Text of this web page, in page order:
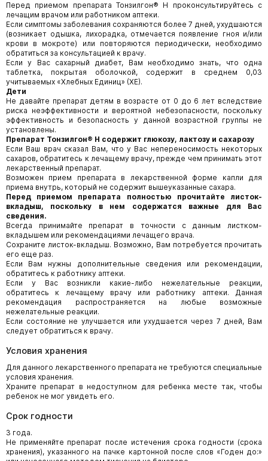
Перед приемом препарата Тонзилгон® Н проконсультируйтесь с
лечащим врачом или работником аптеки.
Если симптомы заболевания сохраняются более 7 дней, ухудшаются
(возникает одышка, лихорадка, отмечается появление гноя и/или
крови в мокроте) или повторяются периодически, необходимо
обратиться за консультацией к врачу.
Если у Вас сахарный диабет, Вам необходимо знать, что одна
таблетка, покрытая оболочкой, содержит в среднем 0,03
учитываемых «Хлебных Единиц» (ХЕ).
Дети
Не давайте препарат детям в возрасте от 0 до 6 лет вследствие
риска неэффективности и вероятной небезопасности, поскольку
эффективность и безопасность у данной возрастной группы не
установлены.
Препарат Тонзилгон® Н содержит глюкозу, лактозу и сахарозу
Если Ваш врач сказал Вам, что у Вас непереносимость некоторых
сахаров, обратитесь к лечащему врачу, прежде чем принимать этот
лекарственный препарат.
Возможен прием препарата в лекарственной форме капли для
приема внутрь, который не содержит вышеуказанные сахара.
Перед приемом препарата полностью прочитайте листок-
вкладыш, поскольку в нем содержатся важные для Вас
сведения.
Всегда принимайте препарат в точности с данным листком-
вкладышем или рекомендациями лечащего врача.
Сохраните листок-вкладыш. Возможно, Вам потребуется прочитать
его еще раз.
Если Вам нужны дополнительные сведения или рекомендации,
обратитесь к работнику аптеки.
Если у Вас возникли какие-либо нежелательные реакции,
обратитесь к лечащему врачу или работнику аптеки. Данная
рекомендация распространяется на любые возможные
нежелательные реакции.
Если состояние не улучшается или ухудшается через 7 дней, Вам
следует обратиться к врачу.
Условия хранения
Для данного лекарственного препарата не требуются специальные
условия хранения.
Храните препарат в недоступном для ребенка месте так, чтобы
ребенок не мог увидеть его.
Срок годности
3 года.
Не применяйте препарат после истечения срока годности (срока
хранения), указанного на пачке картонной после слов «Годен до:»